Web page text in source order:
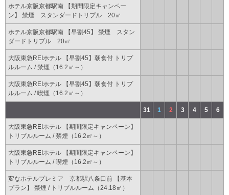
ホテル京阪京都駅南 【期間限定キャンペー
ン】 禁煙 スタンダードトリプル 20㎡
ホテル京阪京都駅南 【早割45】 禁煙 スタン
ダードトリプル 20㎡
大阪東急REIホテル 【早割45】朝食付 トリプ
ルルーム / 禁煙（16.2㎡～）
大阪東急REIホテル 【早割45】朝食付 トリプ
ルルーム / 喫煙（16.2㎡～）
31 1 2 3 4 5 6
大阪東急REIホテル 【期間限定キャンペーン】
トリプルルーム / 禁煙（16.2㎡～）
大阪東急REIホテル 【期間限定キャンペーン】
トリプルルーム / 喫煙（16.2㎡～）
変なホテルプレミア 京都駅八条口前 【基本
プラン】 禁煙 / トリプルルーム（24.18㎡）